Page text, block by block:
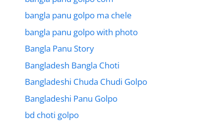
bangla panu golpo ma chele
bangla panu golpo with photo
Bangla Panu Story
Bangladesh Bangla Choti
Bangladeshi Chuda Chudi Golpo
Bangladeshi Panu Golpo
bd choti golpo